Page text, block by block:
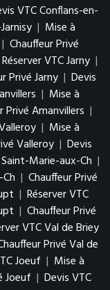
VTC Conflans-en-
| Mise à
| Chauffeur Privé
Réserver VTC Jarny |
Privé Jarny | Devis
| Mise à
Privé Amanvillers |
| Mise à
Valleroy | Devis
Marie-aux-Ch |
| Chauffeur Privé
| Réserver VTC
| Chauffeur Privé
VTC Val de Briey
Privé Val de
Joeuf | Mise à
Joeuf | Devis VTC